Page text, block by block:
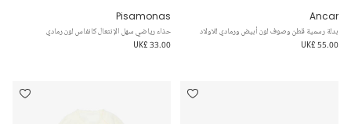
Ancar
بدلة رسمية قطن وصوف لون أبيض ورمادي للاولاد
UK£ 55.00
Pisamonas
حذاء رياضي سهل الإنتعال كانفاس لون رمادي
UK£ 33.00